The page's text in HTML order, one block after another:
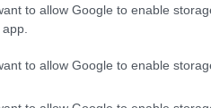
to allow Google to enable
to allow Google to enable